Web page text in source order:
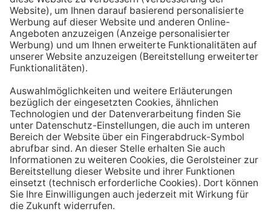
Tipp #3: Vor und während jeder Mahlzeit
ein Glas Wasser trinken
Dadurch verknüpfst du das Trinken mit einem Ereignis.
einer Mahlzeit trinken, unterstützt du außerdem die
Produktion von Verdauungssäften. Zusätzlich fördert
das Trinken während des Essens das Sättigungsgefühl.
Tipp #4: Peppe dein Wasser auf
Wenn dir der Geschmack von purem Mineralwasser
nicht reichen sollte, dann kannst du deine Getränke mit
einfachen Mitteln verfeinern. Mische dir einfach